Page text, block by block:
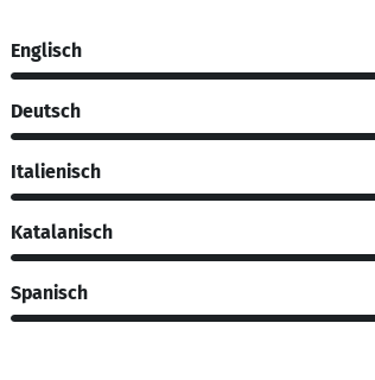
Englisch
Deutsch
Italienisch
Katalanisch
Spanisch